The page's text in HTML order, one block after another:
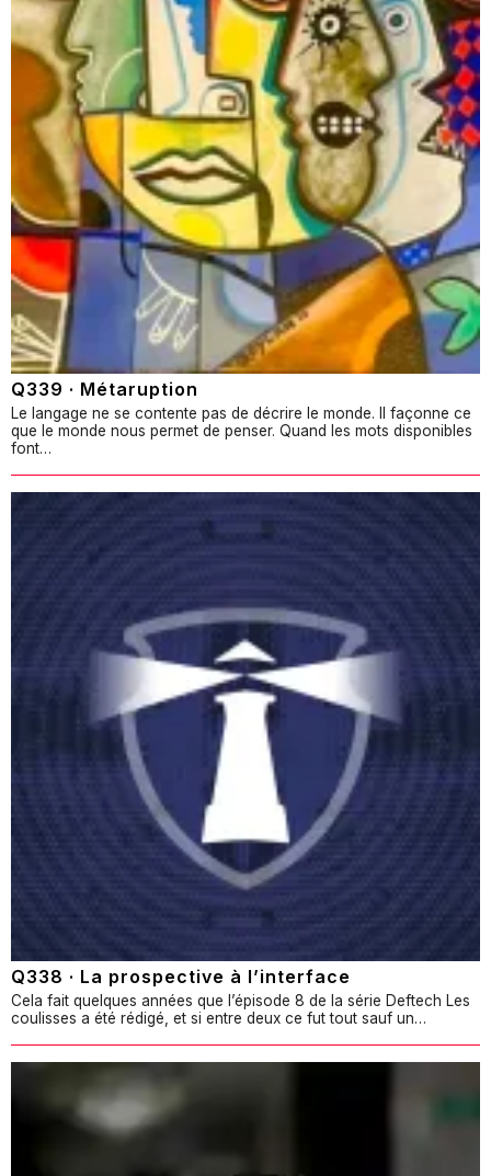
Q339 · Métaruption
Le langage ne se contente pas de décrire le monde. Il façonne ce
que le monde nous permet de penser. Quand les mots disponibles
font…
Q338 · La prospective à l’interface
Cela fait quelques années que l’épisode 8 de la série Deftech Les
coulisses a été rédigé, et si entre deux ce fut tout sauf un…